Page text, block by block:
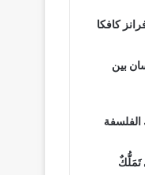
كافكا
بين
الفلسفة
تَمَلُّكٌ